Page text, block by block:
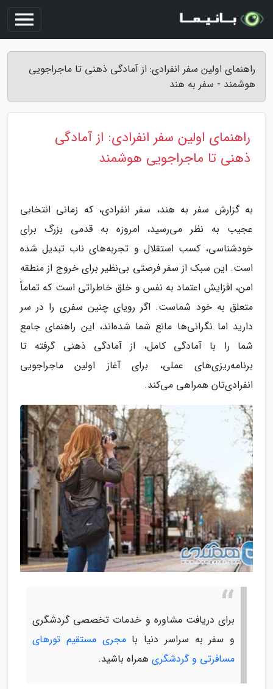
راهنمای اولین سفر انفرادی: از آمادگی ذهنی تا ماجراجویی
هوشمند - سفر به هند
راهنمای اولین سفر انفرادی: از آمادگی
ذهنی تا ماجراجویی هوشمند
به گزارش سفر به هند، سفر انفرادی، که زمانی انتخابی
عجیب به نظر می‌رسید، امروزه به قدمی بزرگ برای
خودشناسی، کسب استقلال و تجربه‌های ناب تبدیل شده
است. این سبک از سفر فرصتی بی‌نظیر برای خروج از منطقه
امن، افزایش اعتماد به نفس و خلق خاطراتی است که تماماً
متعلق به خود شماست. اگر رویای چنین سفری را در سر
دارید اما نگرانی‌ها مانع شما شده‌اند، این راهنمای جامع
شما را با آمادگی کامل، از آمادگی ذهنی گرفته تا
برنامه‌ریزی‌های عملی، برای آغاز اولین ماجراجویی
انفرادی‌تان همراهی می‌کند.
برای دریافت مشاوره و خدمات تخصصی گردشگری
و سفر به سراسر دنیا بامجری مستقیم تورهای
مسافرتی و گردشگری همراه باشید.